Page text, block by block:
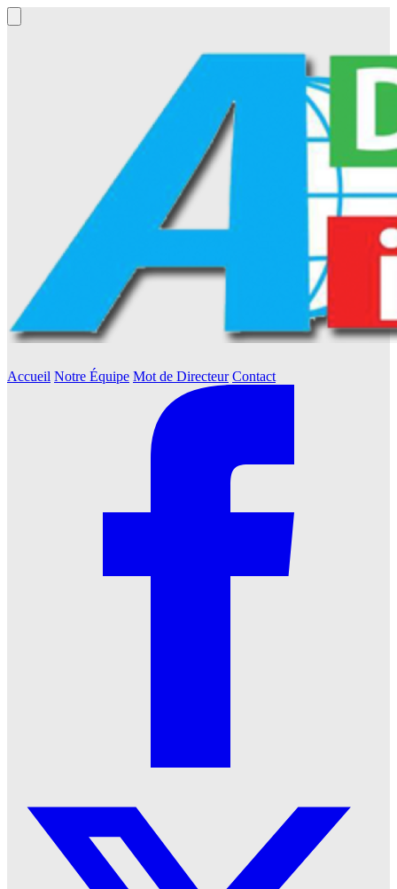
Accueil Notre Équipe Mot de Directeur Contact